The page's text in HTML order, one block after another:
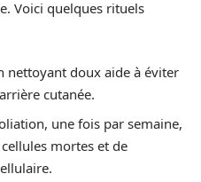
Voici quelques rituels
nettoyant doux aide à éviter
cutanée.
une fois par semaine,
mortes et de